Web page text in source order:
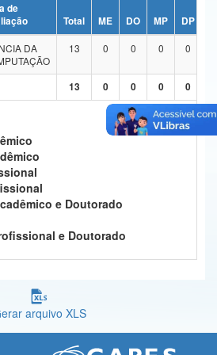
Inovações e Comunicações
dos Direitos Humanos
de
Total ME DO MP DP
DA
13 0 0 0 0
13 0 0 0 0
e Doutorado
e Doutorado
arquivo XLS